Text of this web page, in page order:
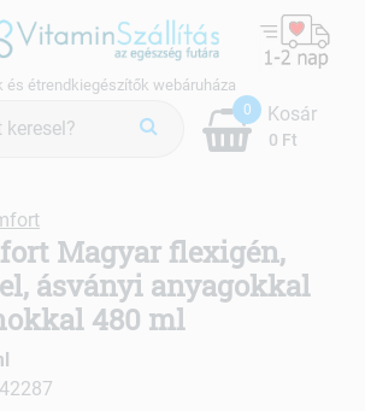
és étrendkiegészítők webáruháza
0
0 Ft
Kosár
Magyar flexigén,
ásványi anyagokkal
480 ml